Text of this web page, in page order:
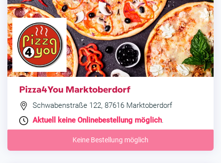
Pizza4You Marktoberdorf
Schwabenstraße 122, 87616 Marktoberdorf
Aktuell keine Onlinebestellung möglich.
Keine Bestellung möglich